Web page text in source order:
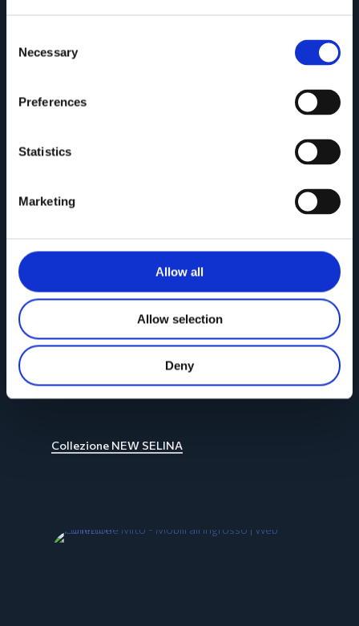
Selection
Necessary
Preferences
Statistics
Marketing
Allow all
Allow selection
Deny
Collezione NEW SELINA